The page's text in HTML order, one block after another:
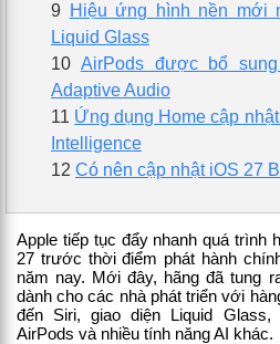
9 Hiệu ứng hình nền mới
Liquid Glass
10 AirPods được bổ
Adaptive Audio
11 Ứng dụng Home cập
Intelligence
12 Có nên cập nhật iOS 27
Apple tiếp tục đẩy nhanh quá trình
27 trước thời điểm phát hành
năm nay. Mới đây, hãng đã tung
dành cho các nhà phát triển với
đến Siri, giao diện Liquid
AirPods và nhiều tính năng AI khác.